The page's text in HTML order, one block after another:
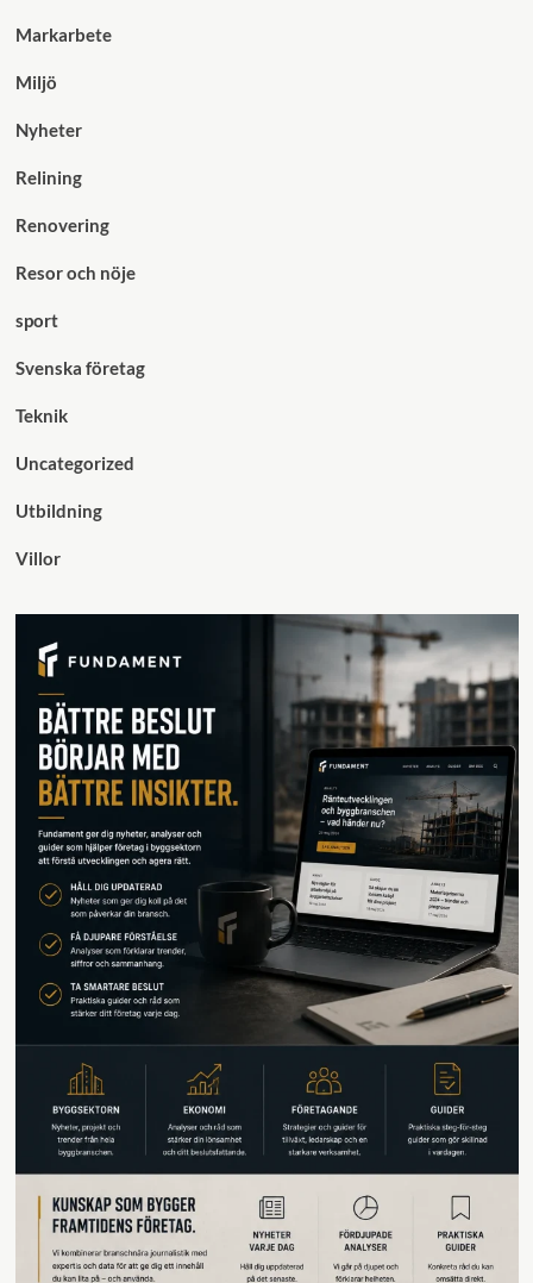
Markarbete
Miljö
Nyheter
Relining
Renovering
Resor och nöje
sport
Svenska företag
Teknik
Uncategorized
Utbildning
Villor